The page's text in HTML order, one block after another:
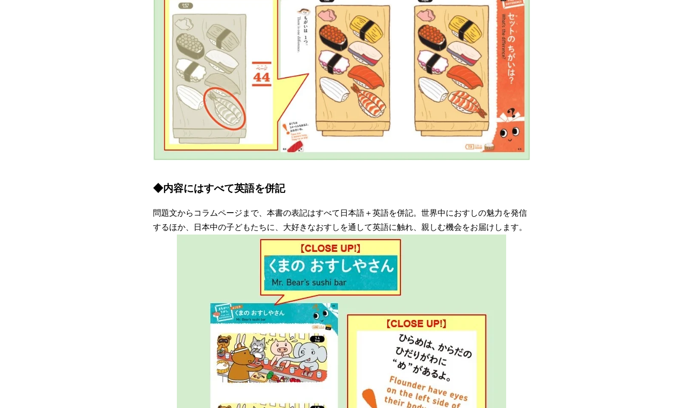
◆内容にはすべて英語を併記
問題文からコラムページまで、本書の表記はすべて日本語＋英語を併記。世界中におすしの魅力を発信
するほか、日本中の子どもたちに、大好きなおすしを通して英語に触れ、親しむ機会をお届けします。